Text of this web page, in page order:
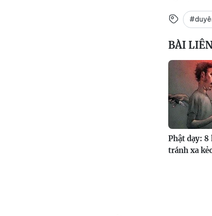
BÀI
Phật dạy:
tránh xa